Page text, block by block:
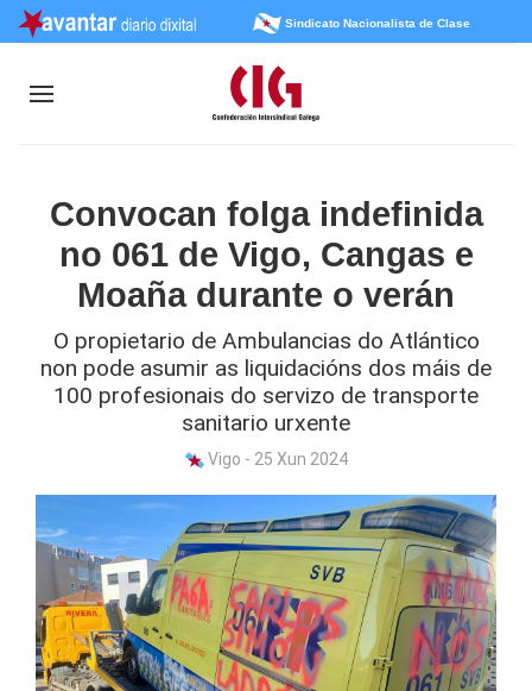
Sindicato Nacionalista de Clase
Convocan folga indefinida
no 061 de Vigo, Cangas e
Moaña durante o verán
O propietario de Ambulancias do Atlántico
non pode asumir as liquidacións dos máis de
100 profesionais do servizo de transporte
sanitario urxente
Vigo - 25 Xun 2024